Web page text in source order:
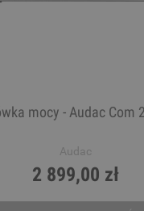
mocy - Audac Com
Audac
2 899,00 zł